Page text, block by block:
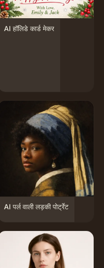
AI हॉलिडे कार्ड मेकर
AI पर्ल वाली लड़की पोर्ट्रेट